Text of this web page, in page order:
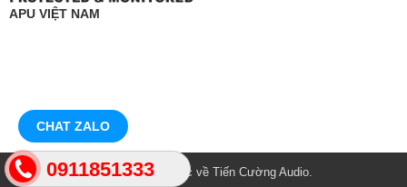
APU VIỆT NAM
© Bản quyền thuộc về Tiến Cường Audio.
CHAT ZALO
0911851333